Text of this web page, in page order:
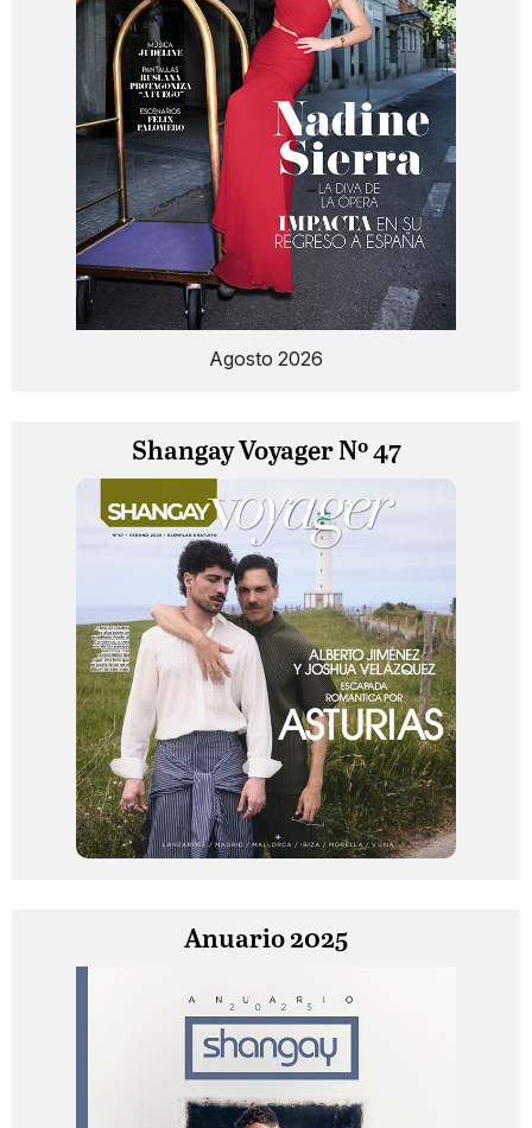
Agosto 2026
Shangay Voyager Nº 47
Anuario 2025